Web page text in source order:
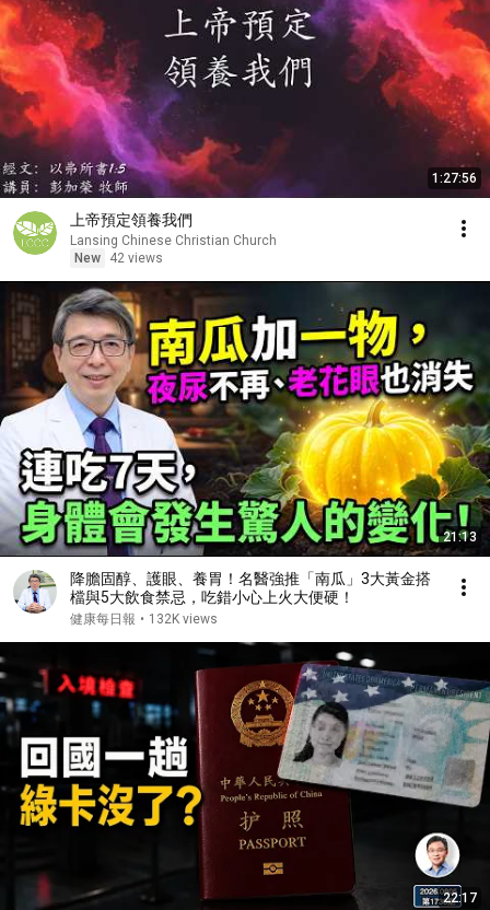
1:27:56
上帝預定領養我們
Lansing Chinese Christian Church
New
42 views
21:13
降膽固醇、護眼、養胃！名醫強推「南瓜」3大黃金搭
檔與5大飲食禁忌，吃錯小心上火大便硬！
健康每日報 • 132K views
22:17